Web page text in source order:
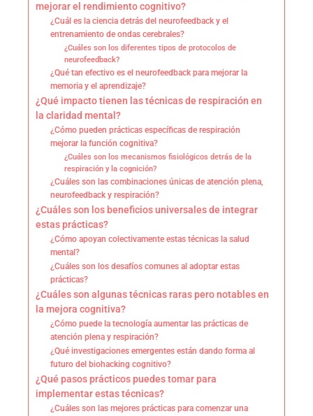
mejorar el rendimiento cognitivo?
¿Cuál es la ciencia detrás del neurofeedback y el
entrenamiento de ondas cerebrales?
¿Cuáles son los diferentes tipos de protocolos de
neurofeedback?
¿Qué tan efectivo es el neurofeedback para mejorar la
memoria y el aprendizaje?
¿Qué impacto tienen las técnicas de respiración en
la claridad mental?
¿Cómo pueden prácticas específicas de respiración
mejorar la función cognitiva?
¿Cuáles son los mecanismos fisiológicos detrás de la
respiración y la cognición?
¿Cuáles son las combinaciones únicas de atención plena,
neurofeedback y respiración?
¿Cuáles son los beneficios universales de integrar
estas prácticas?
¿Cómo apoyan colectivamente estas técnicas la salud
mental?
¿Cuáles son los desafíos comunes al adoptar estas
prácticas?
¿Cuáles son algunas técnicas raras pero notables en
la mejora cognitiva?
¿Cómo puede la tecnología aumentar las prácticas de
atención plena y respiración?
¿Qué investigaciones emergentes están dando forma al
futuro del biohacking cognitivo?
¿Qué pasos prácticos puedes tomar para
implementar estas técnicas?
¿Cuáles son las mejores prácticas para comenzar una